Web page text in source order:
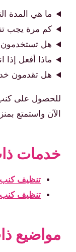
ما هي المدة
كم مرة يجب
هل تستخدمون
ماذا أفعل
هل تقدمون
للحصول على كنب
الآن واستمتع
خدمات
تنظيف كنب
تنظيف كنب
مواضيع